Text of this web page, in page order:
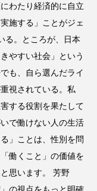
わたり経済的に自立
施する」ことがジェ
る。ところが、日本
やすい社会」という
も、自ら選んだライ
視されている。私
する役割を果たして
で働けない人の生活
」ことは、性別を問
働くこと」の価値を
と思います。 芳野